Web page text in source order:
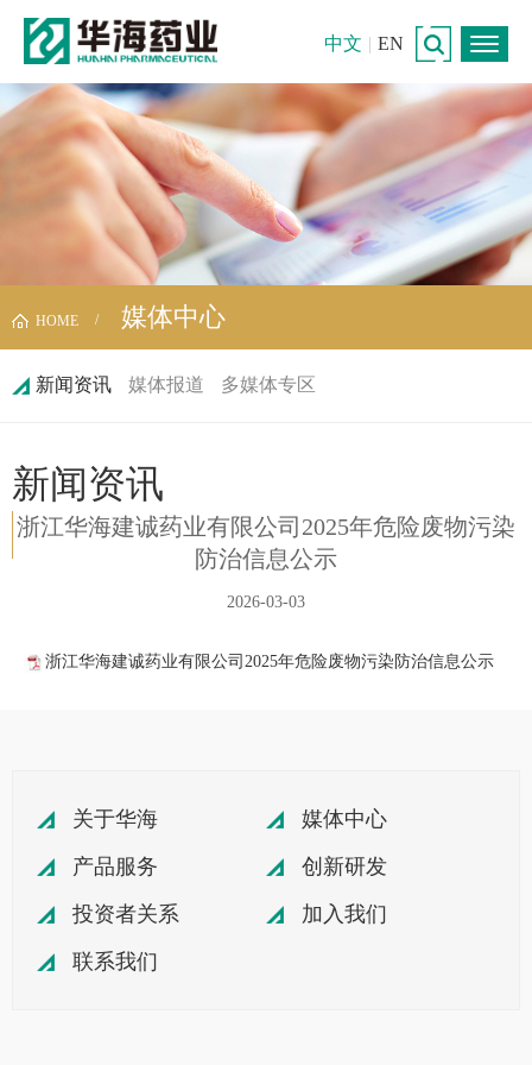
中文 | EN
HOME 媒体中心
新闻资讯 媒体报道 多媒体专区
新闻资讯
浙江华海建诚药业有限公司2025年危险废物污染
防治信息公示
2026-03-03
浙江华海建诚药业有限公司2025年危险废物污染防治信息公示
关于华海
媒体中心
产品服务
创新研发
投资者关系
加入我们
联系我们